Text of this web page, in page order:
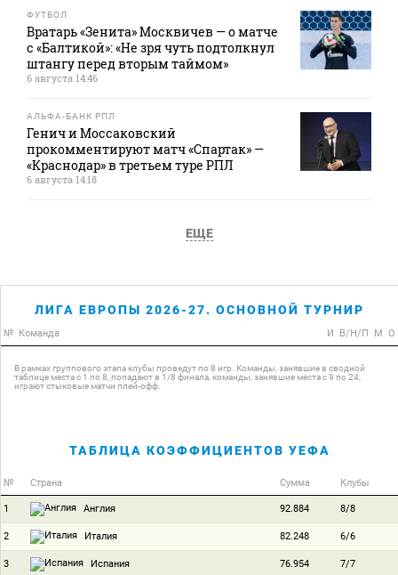
ФУТБОЛ
Вратарь «Зенита» Москвичев — о матче
с «Балтикой»: «Не зря чуть подтолкнул
штангу перед вторым таймом»
6 августа 14:46
АЛЬФА-БАНК РПЛ
Генич и Моссаковский
прокомментируют матч «Спартак» —
«Краснодар» в третьем туре РПЛ
6 августа 14:18
ЕЩЕ
ЛИГА ЕВРОПЫ 2026-27. ОСНОВНОЙ ТУРНИР
№ Команда И В/Н/П М О
В рамках группового этапа клубы проведут по 8 игр. Команды, занявшие в сводной
таблице места с 1 по 8, попадают в 1/8 финала, команды, занявшие места с 9 по 24,
играют стыковые матчи плей-офф.
ТАБЛИЦА КОЭФФИЦИЕНТОВ УЕФА
№ Страна Сумма Клубы
1 Англия 92.884 8/8
2 Италия 82.248 6/6
3 Испания 76.954 7/7